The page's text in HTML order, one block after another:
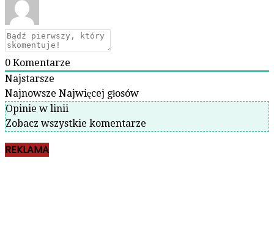
0 Komentarze
Najstarsze
Najnowsze Najwięcej głosów
Opinie w linii
Zobacz wszystkie komentarze
REKLAMA